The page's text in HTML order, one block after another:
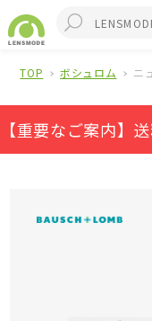
TOP ボシュロム ニ
【重要なご案内】